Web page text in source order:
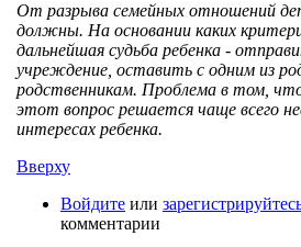
От разрыва семейных отношений
должны. На основании каких
дальнейшая судьба ребенка -
учреждение, оставить с одним из
родственникам. Проблема в том,
этот вопрос решается чаще всего
интересах ребенка.
Вверху
Войдите или
комментарии